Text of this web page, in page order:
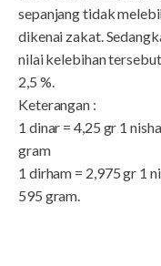
sepanjang tidak
dikenai zakat.
nilai kelebihan
2,5 %.
Keterangan :
1 dinar = 4,25 gr 1
gram
1 dirham = 2,975 gr 1
595 gram.